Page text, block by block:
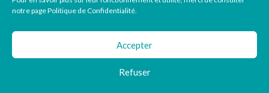
notre page Politique de Confidentialité.
Accepter
Refuser
Suivez-nous
© 2026 CSO Yachts - All particulars are given in good faith but cannot be